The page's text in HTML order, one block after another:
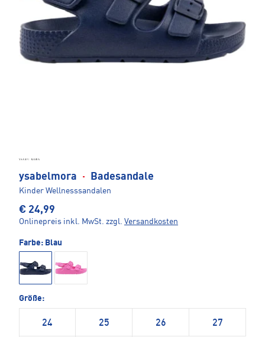
ysabelmora · Badesandale
Kinder Wellnesssandalen
€ 24,99
Onlinepreis inkl. MwSt. zzgl. Versandkosten
Farbe: Blau
Größe:
24 25 26 27